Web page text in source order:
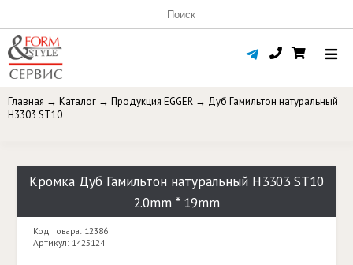
Главная → Каталог → Продукция EGGER → Дуб Гамильтон натуральный
H3303 ST10
Кромка Дуб Гамильтон натуральный H3303 ST10
2.0mm * 19mm
Код товара: 12386
Артикул: 1425124